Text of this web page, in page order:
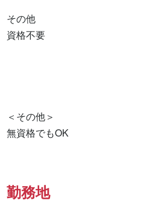
その他
資格不要
＜その他＞
無資格でもOK
勤務地